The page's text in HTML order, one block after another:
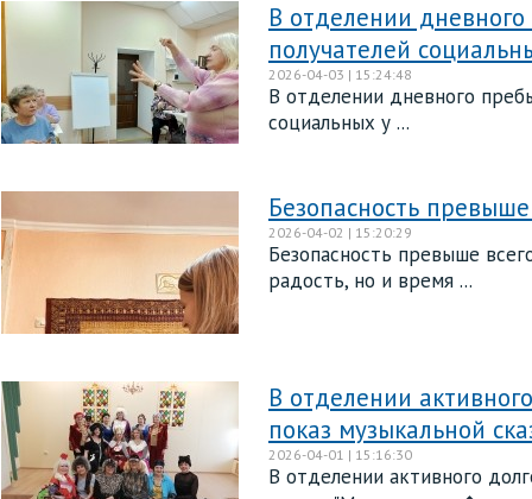
В отделении
получателей
2026-04-03 | 15:24:48
В отделении дневного
социальных у ...
Безопасность
2026-04-02 | 15:20:29
Безопасность превыше
радость, но и время ...
В отделении
показ музыкальной
2026-04-01 | 15:16:30
В отделении активного